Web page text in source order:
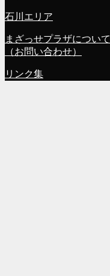
石川エリア
まざっせプラザについて
（お問い合わせ）
リンク集